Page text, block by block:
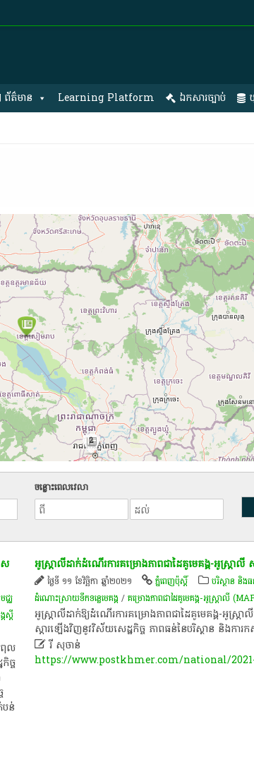
ព័ត៌មាន Learning Platform ឯកសារច្បាប់
2
ចន្លោះពេលវេលា
ស
មជ្ឈ
ស្តី​
ពុល​
ច្ច​
បន់
អូស្ត្រាលី​ដាក់​ដំណើរការ​គម្រោង​ភាពជា​ដៃគូ​មេគង្គ-អូស្ត្រាលី
ថ្ងៃទី ១១ ខែវិច្ឆិកា ឆ្នាំ២០២១ ភ្នំពេញប៉ុស្តិ៍ បរិស្ថាន និង
ដំណោះស្រាយទឹកទន្លេមេគង្គ /គម្រោង​ភាពជាដៃគូ​មេគង្គ-អូស្ត្រាលី
អូស្ត្រាលី​ដាក់ឱ្យ​ដំណើរការ​គម្រោង​ភាពជា​ដៃគូ​មេគង្គ-អូស្ត្រ
ស្តារ​ឡើងវិញ​នូវ​វិស័យសេដ្ឋកិច្ច ភាពធន់​នៃ​បរិស្ថាន​ និង​កា
រី សុចាន់
https://www.postkhmer.com/national/2021-